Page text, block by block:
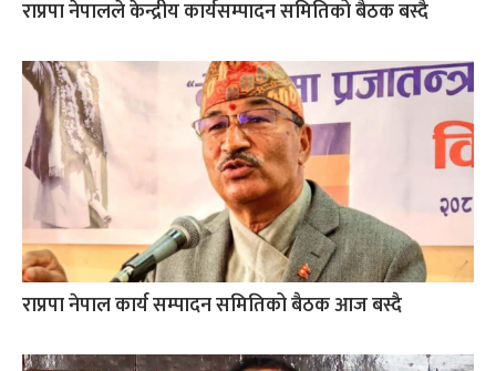
राप्रपा नेपालले केन्द्रीय कार्यसम्पादन समितिको बैठक बस्दै
राप्रपा नेपाल कार्य सम्पादन समितिको बैठक आज बस्दै